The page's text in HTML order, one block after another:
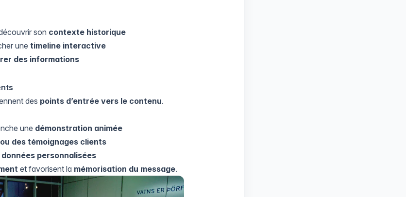
son contexte historique
une timeline interactive
des informations
des points d’entrée vers le contenu.
une démonstration animée
ou des témoignages clients
données personnalisées
et favorisent la mémorisation du message.